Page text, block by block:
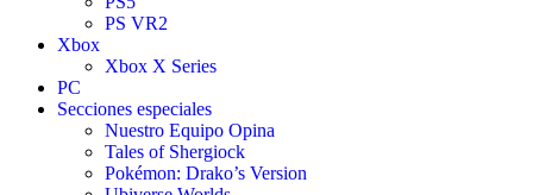
PS VR2
Xbox
Xbox X Series
PC
Secciones especiales
Nuestro Equipo Opina
Tales of Shergiock
Pokémon: Drako’s Version